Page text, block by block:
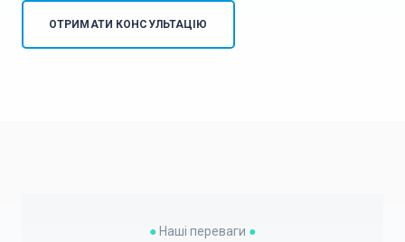
ОТРИМАТИ КОНСУЛЬТАЦІЮ
●Наші переваги ●